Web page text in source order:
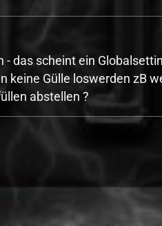
das scheint ein
keine Gülle loswerden zB
abstellen ?